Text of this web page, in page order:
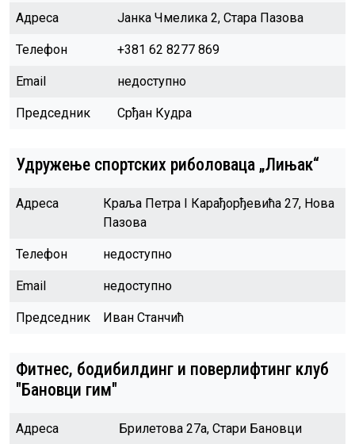
Адреса Јанка Чмелика 2, Стара Пазова
Телефон +381 62 8277 869
Email недоступно
Председник Срђан Кудра
Удружење спортских риболоваца „Лињак“
Адреса
Краља Петра I Карађорђевића 27, Нова
Пазова
Телефон недоступно
Email недоступно
Председник Иван Станчић
Фитнес, бодибилдинг и поверлифтинг клуб
"Бановци гим"
Адреса Брилетова 27а, Стари Бановци